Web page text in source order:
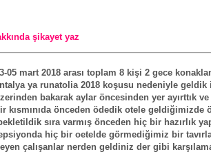
şikayet yaz
05 mart 2018 arası toplam 8 kişi 2 gece
ya runatolia 2018 koşusu nedeniyle geldik
bakarak aylar öncesinden yer ayırttık
kısmınıda önceden ödedik otele geldiğimizde
sıra varmış önceden hiç bir hazırlık
hiç bir oetelde görmediğimiz bir tavırla
çalışanlar nerden geldiniz der gibi